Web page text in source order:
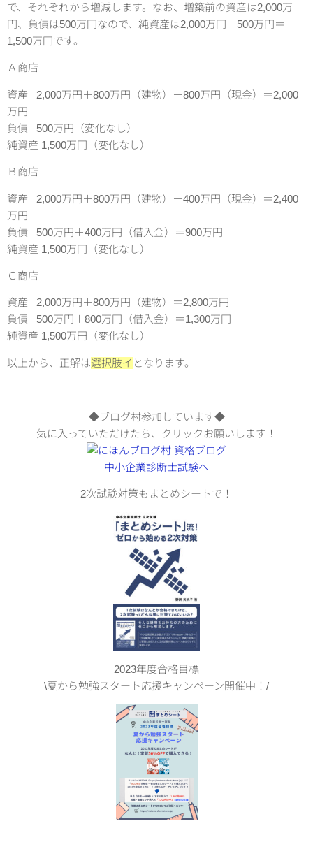
で、それぞれから増減します。なお、増築前の資産は2,000万
円、負債は500万円なので、純資産は2,000万円－500万円＝
1,500万円です。
Ａ商店
資産 2,000万円＋800万円（建物）－800万円（現金）＝2,000
万円
負債 500万円（変化なし）
純資産 1,500万円（変化なし）
Ｂ商店
資産 2,000万円＋800万円（建物）－400万円（現金）＝2,400
万円
負債 500万円＋400万円（借入金）＝900万円
純資産 1,500万円（変化なし）
Ｃ商店
資産 2,000万円＋800万円（建物）＝2,800万円
負債 500万円＋800万円（借入金）＝1,300万円
純資産 1,500万円（変化なし）
以上から、正解は選択肢イ となります。
◆ブログ村参加しています◆
気に入っていただけたら、クリックお願いします！
2次試験対策もまとめシートで！
2023年度合格目標
\夏から勉強スタート応援キャンペーン開催中！/